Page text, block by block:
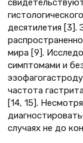
десятилетия [3].
мира [9].
симптомами и
частота
[14, 15].
случаях не до